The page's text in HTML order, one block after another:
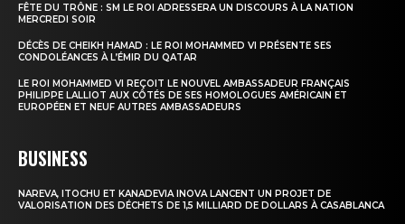
Formules d’abonnement
Mon compte
FÊTE DU TRÔNE : SM LE ROI ADRESSERA UN DISCOURS À LA NATION
MERCREDI SOIR
DÉCÈS DE CHEIKH HAMAD : LE ROI MOHAMMED VI PRÉSENTE SES
CONDOLÉANCES À L’ÉMIR DU QATAR
LE ROI MOHAMMED VI REÇOIT LE NOUVEL AMBASSADEUR FRANÇAIS
PHILIPPE LALLIOT AUX CÔTÉS DE SES HOMOLOGUES AMÉRICAIN ET
EUROPÉEN ET NEUF AUTRES AMBASSADEURS
BUSINESS
NAREVA, ITOCHU ET KANADEVIA INOVA LANCENT UN PROJET DE
VALORISATION DES DÉCHETS DE 1,5 MILLIARD DE DOLLARS À CASABLANCA